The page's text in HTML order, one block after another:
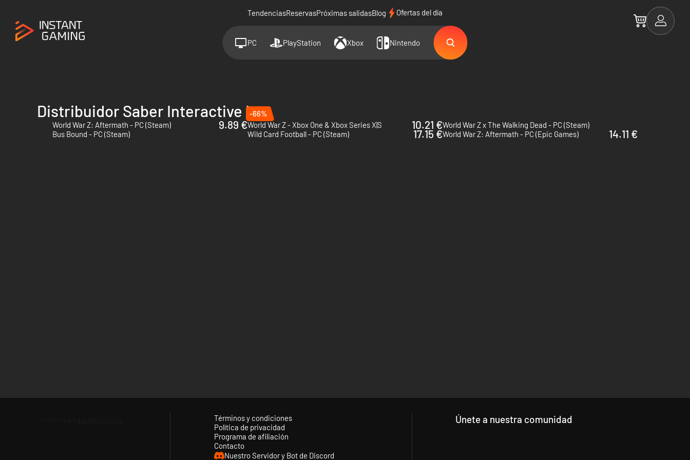
TendenciasReservasPróximas salidasBlog Ofertas del día
PC PlayStation Xbox Nintendo
Distribuidor Saber Interactive Inc
World War Z: Aftermath - PC (Steam) 9.89 €
-66%
World War Z - Xbox One & Xbox Series X|S
10.21 €World War Z x The Walking Dead - PC (Steam)
Bus Bound - PC (Steam)
Wild Card Football - PC (Steam) 17.15 €World War Z: Aftermath - PC (Epic Games) 14.11 €
Términos y condiciones
Política de privacidad
Programa de afiliación
Contacto
Nuestro Servidor y Bot de Discord
Únete a nuestra comunidad